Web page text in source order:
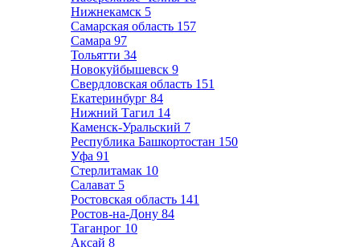
Нижнекамск 5
Самарская область 157
Самара 97
Тольятти 34
Новокуйбышевск 9
Свердловская область 151
Екатеринбург 84
Нижний Тагил 14
Каменск-Уральский 7
Республика Башкортостан 150
Уфа 91
Стерлитамак 10
Салават 5
Ростовская область 141
Ростов-на-Дону 84
Таганрог 10
Аксай 8